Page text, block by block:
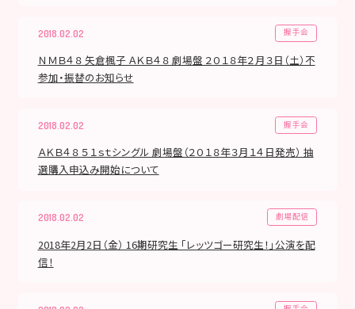
2018.02.02 握手会
ＮＭＢ４８ 矢倉楓子 ＡＫＢ４８ 劇場盤 ２０１８年２月３日（土）不
参加・振替のお知らせ
2018.02.02 握手会
ＡＫＢ４８ ５１ｓｔシングル 劇場盤（２０１８年３月１４日発売） 抽
選購入申込み開始について
2018.02.02 劇場配信
2018年2月2日（金） 16期研究生 「レッツゴー研究生！」公演を配
信！